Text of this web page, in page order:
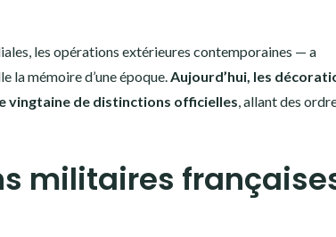
les opérations extérieures contemporaines — a
la mémoire d’une époque.Aujourd’hui, les
vingtaine de distinctions officielles, allant des
militaires